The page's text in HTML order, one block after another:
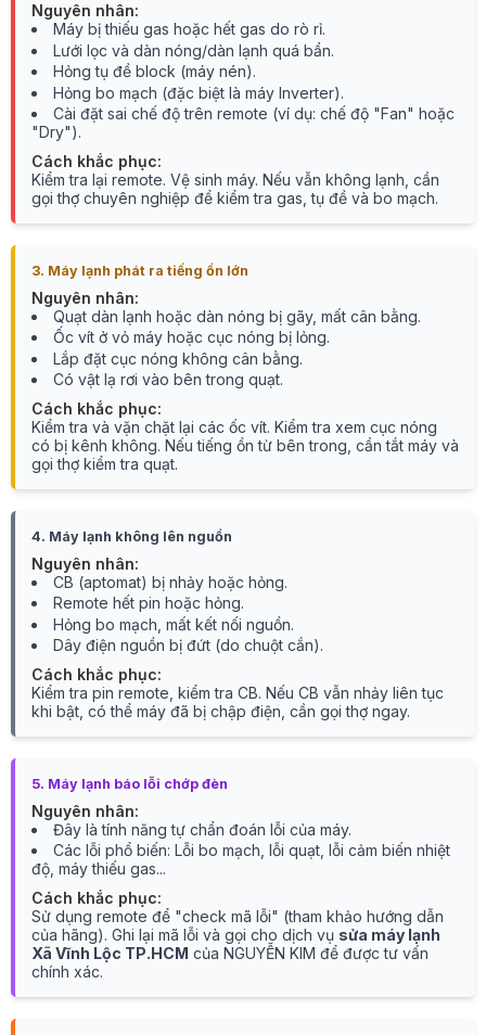
Nguyên nhân:
Máy bị thiếu gas hoặc hết gas do rò rỉ.
Lưới lọc và dàn nóng/dàn lạnh quá bẩn.
Hỏng tụ đề block (máy nén).
Hỏng bo mạch (đặc biệt là máy Inverter).
Cài đặt sai chế độ trên remote (ví dụ: chế độ "Fan" hoặc
"Dry").
Cách khắc phục:
Kiểm tra lại remote. Vệ sinh máy. Nếu vẫn không lạnh, cần
gọi thợ chuyên nghiệp để kiểm tra gas, tụ đề và bo mạch.
3. Máy lạnh phát ra tiếng ồn lớn
Nguyên nhân:
Quạt dàn lạnh hoặc dàn nóng bị gãy, mất cân bằng.
Ốc vít ở vỏ máy hoặc cục nóng bị lỏng.
Lắp đặt cục nóng không cân bằng.
Có vật lạ rơi vào bên trong quạt.
Cách khắc phục:
Kiểm tra và vặn chặt lại các ốc vít. Kiểm tra xem cục nóng
có bị kênh không. Nếu tiếng ồn từ bên trong, cần tắt máy và
gọi thợ kiểm tra quạt.
4. Máy lạnh không lên nguồn
Nguyên nhân:
CB (aptomat) bị nhảy hoặc hỏng.
Remote hết pin hoặc hỏng.
Hỏng bo mạch, mất kết nối nguồn.
Dây điện nguồn bị đứt (do chuột cắn).
Cách khắc phục:
Kiểm tra pin remote, kiểm tra CB. Nếu CB vẫn nhảy liên tục
khi bật, có thể máy đã bị chập điện, cần gọi thợ ngay.
5. Máy lạnh báo lỗi chớp đèn
Nguyên nhân:
Đây là tính năng tự chẩn đoán lỗi của máy.
Các lỗi phổ biến: Lỗi bo mạch, lỗi quạt, lỗi cảm biến nhiệt
độ, máy thiếu gas...
Cách khắc phục:
Sử dụng remote để "check mã lỗi" (tham khảo hướng dẫn
của hãng). Ghi lại mã lỗi và gọi cho dịch vụ sửa máy lạnh
Xã Vĩnh Lộc TP.HCM của NGUYỄN KIM để được tư vấn
chính xác.